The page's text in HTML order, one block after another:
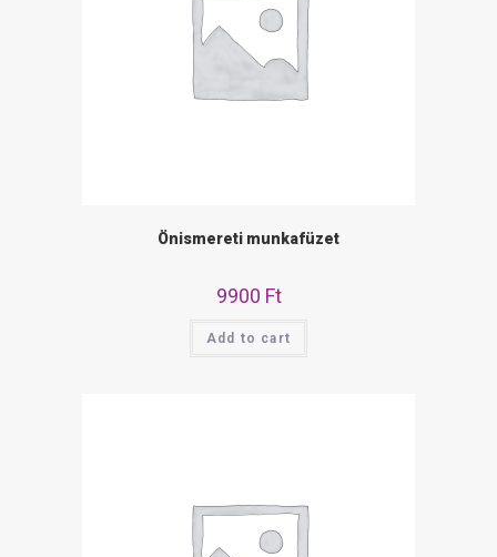
Önismereti munkafüzet
9900 Ft
Add to cart